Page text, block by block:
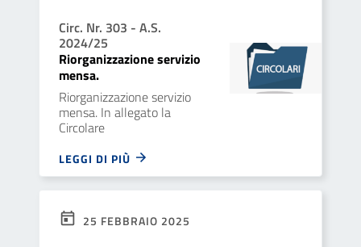
Circ. Nr. 303 - A.S.
2024/25
Riorganizzazione servizio
mensa.
Riorganizzazione servizio
mensa. In allegato la
Circolare
LEGGI DI PIÙ
25 FEBBRAIO 2025